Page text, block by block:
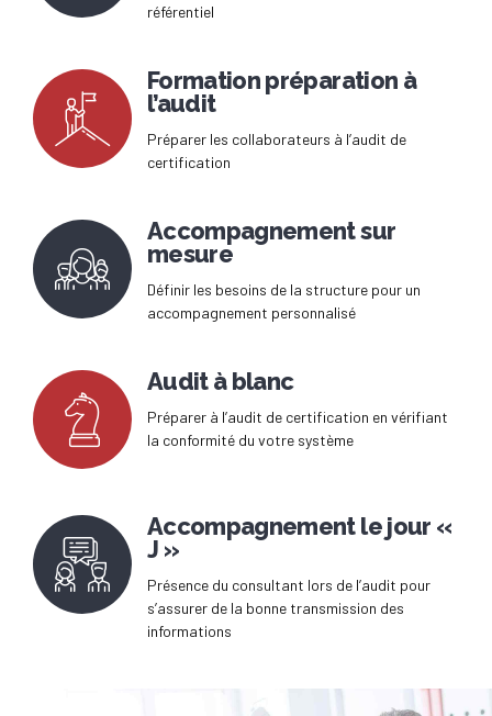
référentiel
Formation préparation à
l’audit
Préparer les collaborateurs à l’audit de
certification
Accompagnement sur
mesure
Définir les besoins de la structure pour un
accompagnement personnalisé
Audit à blanc
Préparer à l’audit de certification en vérifiant
la conformité du votre système
Accompagnement le jour «
J »
Présence du consultant lors de l’audit pour
s’assurer de la bonne transmission des
informations